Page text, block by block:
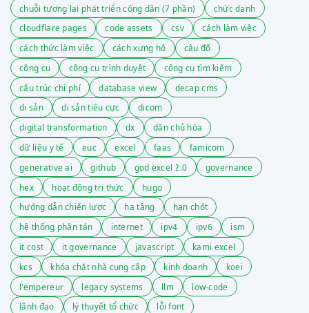
chuỗi tương lai phát triển công dân (7 phần)
chức danh
cloudflare pages
code assets csv
cách làm việc
cách thức làm việc
cách xưng hô
câu đố
công cụ
công cụ trình duyệt
công cụ tìm kiếm
cấu trúc chi phí
database view
decap cms
di sản
di sản tiêu cực
dicom
digital transformation
dx
dân chủ hóa
dữ liệu y tế
euc excel faas
famicom
generative ai
github god excel 2.0
governance
hex
hoạt động tri thức
hugo
hướng dẫn chiến lược
hạ tầng
hạn chót
hệ thống phân tán
internet ipv4 ipv6
ism
it cost
it governance javascript
kami excel
kcs
khóa chặt nhà cung cấp kinh doanh
koei
l'empereur
legacy systems llm
low-code
lãnh đạo
lý thuyết tổ chức
lỗi font